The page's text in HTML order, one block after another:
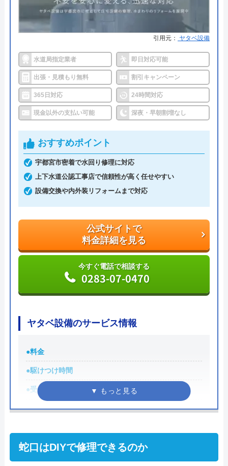
楯広長
所在地
名古屋市中区栄1丁目14-15
対応エリア 全国（一部地域を除く）
水110番がおすすめの理由
水110番を運営しているサイトの累計の問い合わせ
いる業者です。水回りに限らず約150品目のお家の
トラブルに対応しておりますので、お住まいのトラ
ブルならなんでも相談できます。
明朗会計で、見積もり後の追加費用は一切ありませ
んので、悪徳業者によくある高額請求の被害に遭う
ことはないでしょう。また、何かあったときに使え
るクーリングオフを採用しているところも安心で
す。見積もり・キャンセル料は無料ですし、相見積
もりをする際にも利用したい業者です。
料金詳細を見る
今すぐ電話で相談する
0120-002-513
代表者
所在地
〒450-6319
愛知県名古屋市中村区名駅1-1-1 JPタ
対応エリア 全国
引用元： ヤタベ設備
水道局指定業者 即日対応可能
出張・見積もり無料 割引キャンペーン
365日対応 24時間対応
現金以外の支払い可能 深夜・早朝割増なし
おすすめポイント
宇都宮市密着で水回り修理に対応
上下水道公認工事店で信頼性が高く任せやすい
設備交換や内外装リフォームまで対応
公式サイトで
料金詳細を見る
今すぐ電話で相談する
0283-07-0470
ヤタベ設備のサービス情報
●料金
●駆けつけ時間
●受付時間 8:00～17:00
●定休日 記載なし
●保証・保険 記載なし
蛇口はDIYで修理できるのか